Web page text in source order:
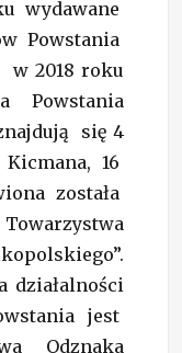
wydawane
Powstania
w 2018 roku
Powstania
się 4
16
została
jest
Odznaka